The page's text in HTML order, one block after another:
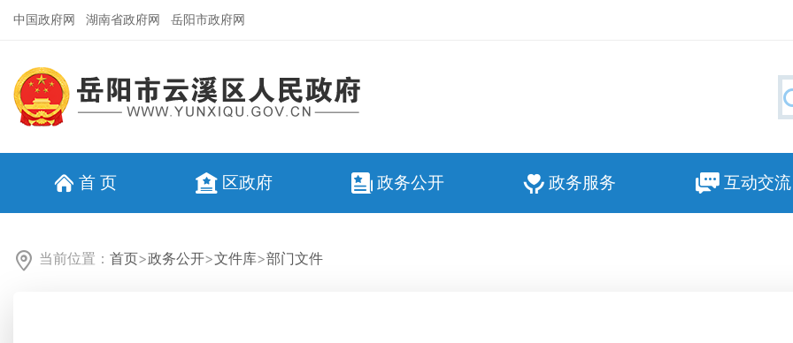
中国政府网 湖南省政府网 岳阳市政府网
首 页 区政府 政务公开 政务服务 互动交流
当前位置： 首页>政务公开>文件库>部门文件